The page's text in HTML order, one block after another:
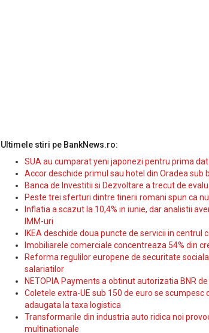
Ultimele stiri pe BankNews.ro:
SUA au cumparat yeni japonezi pentru prima
Accor deschide primul sau hotel din Oradea sub
Banca de Investitii si Dezvoltare a trecut de
Peste trei sferturi dintre tinerii romani spun ca
Inflatia a scazut la 10,4% in iunie, dar analistii
IMM-uri
IKEA deschide doua puncte de servicii in
Imobiliarele comerciale concentreaza 54% din
Reforma regulilor europene de securitate
salariatilor
NETOPIA Payments a obtinut autorizatia BNR
Coletele extra-UE sub 150 de euro se
adaugata la taxa logistica
Transformarile din industria auto ridica noi
multinationale